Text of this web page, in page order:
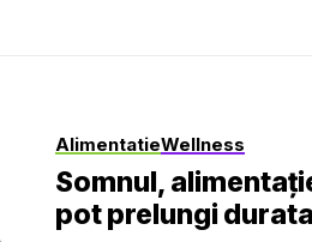
AlimentatieWellness
Somnul,
pot prelungi